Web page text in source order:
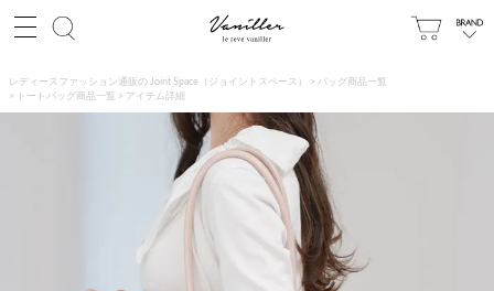
レディースファッション通販の Joint Space（ジョイントスペース）
バッグ商品一覧
トートバッグ商品一覧
アイテム詳細